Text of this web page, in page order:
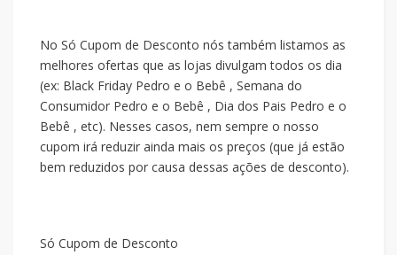
No Só Cupom de Desconto nós também listamos as
melhores ofertas que as lojas divulgam todos os dia
(ex: Black Friday Pedro e o Bebê , Semana do
Consumidor Pedro e o Bebê , Dia dos Pais Pedro e o
Bebê , etc). Nesses casos, nem sempre o nosso
cupom irá reduzir ainda mais os preços (que já estão
bem reduzidos por causa dessas ações de desconto).
Só Cupom de Desconto